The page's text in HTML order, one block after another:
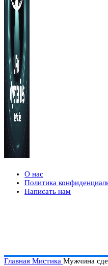
О нас
Политика
Написать нам
Главная Мистика Мужчина